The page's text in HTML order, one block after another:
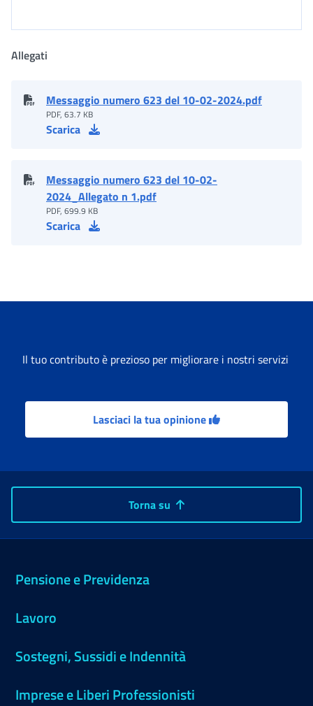
Allegati
Messaggio numero 623 del 10-02-2024.pdf
PDF, 63.7 KB
Scarica
Messaggio numero 623 del 10-02-
2024_Allegato n 1.pdf
PDF, 699.9 KB
Scarica
Il tuo contributo è prezioso per migliorare i nostri servizi
Lasciaci la tua opinione
Torna su
Pensione e Previdenza
Lavoro
Sostegni, Sussidi e Indennità
Imprese e Liberi Professionisti